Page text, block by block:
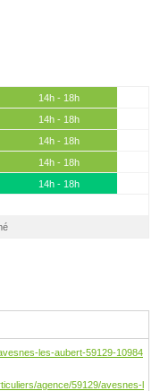
14h - 18h
14h - 18h
14h - 18h
14h - 18h
14h - 18h
les-aubert-59129-10984
agence/59129/avesnes-l